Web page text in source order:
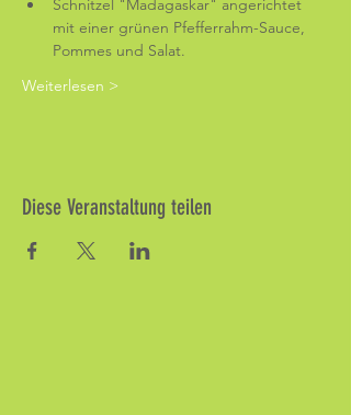
Schnitzel "Madagaskar" angerichtet
mit einer grünen Pfefferrahm-Sauce,
Pommes und Salat.
Weiterlesen >
Diese Veranstaltung teilen